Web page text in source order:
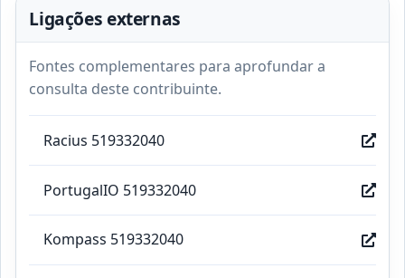
Ligações externas
Fontes complementares para aprofundar a
consulta deste contribuinte.
Racius 519332040
PortugalIO 519332040
Kompass 519332040